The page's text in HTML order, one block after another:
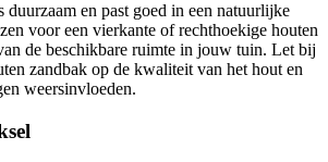
duurzaam en past goed in een natuurlijke
voor een vierkante of rechthoekige houten
de beschikbare ruimte in jouw tuin. Let bij
zandbak op de kwaliteit van het hout en
weersinvloeden.